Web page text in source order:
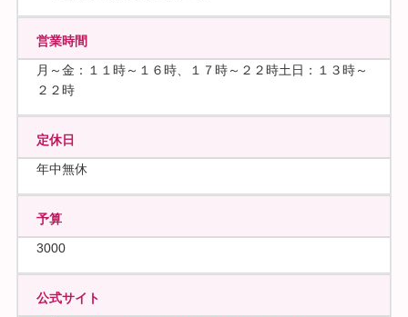
営業時間
月～金：１１時～１６時、１７時～２２時土日：１３時～
２２時
定休日
年中無休
予算
3000
公式サイト